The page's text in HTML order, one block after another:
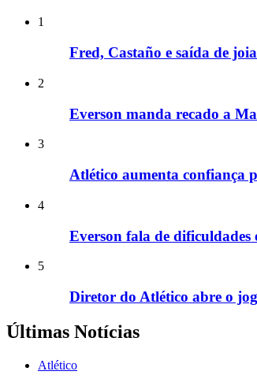
1
Fred, Castaño e saída de
2
Everson manda recado a
3
Atlético aumenta confiança
4
Everson fala de dificuldades
5
Diretor do Atlético abre o
Últimas Notícias
Atlético